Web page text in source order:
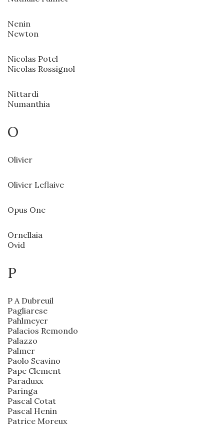
Nenin
Newton
Nicolas Potel
Nicolas Rossignol
Nittardi
Numanthia
O
Olivier
Olivier Leflaive
Opus One
Ornellaia
Ovid
P
P A Dubreuil
Pagliarese
Pahlmeyer
Palacios Remondo
Palazzo
Palmer
Paolo Scavino
Pape Clement
Paraduxx
Paringa
Pascal Cotat
Pascal Henin
Patrice Moreux